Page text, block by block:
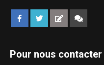
Pour nous contacter